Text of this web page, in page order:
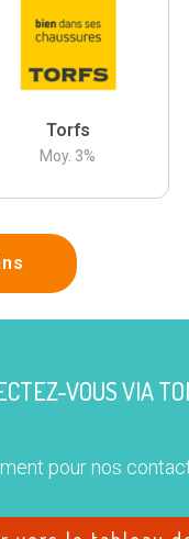
Torfs
Moy. 3%
VOUS VIA
pour nos